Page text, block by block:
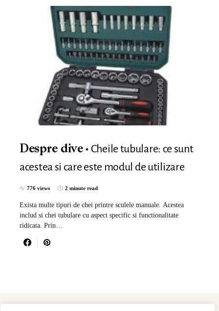
Despre dive
Cheile tubulare: ce sunt
acestea si care este modul de utilizare
776 views 2 minute read
Exista multe tipuri de chei printre sculele manuale. Acestea
includ si chei tubulare cu aspect specific si functionalitate
ridicata. Prin…